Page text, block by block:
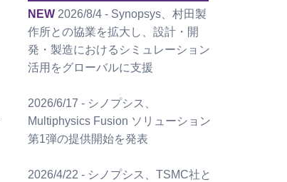
NEW 2026/8/4 - Synopsys、村田製
作所との協業を拡大し、設計・開
発・製造におけるシミュレーション
活用をグローバルに支援
2026/6/17 - シノプシス、
Multiphysics Fusion ソリューション
第1弾の提供開始を発表
2026/4/22 - シノプシス、TSMC社と